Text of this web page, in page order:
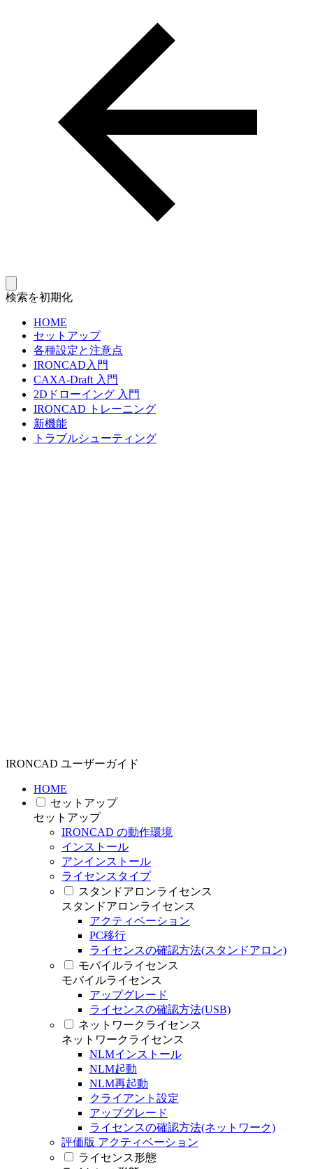
検索を初期化
HOME
セットアップ
各種設定と注意点
IRONCAD入門
CAXA-Draft 入門
2Dドローイング 入門
IRONCAD トレーニング
新機能
トラブルシューティング
IRONCAD ユーザーガイド
HOME
セットアップ
セットアップ
IRONCAD の動作環境
インストール
アンインストール
ライセンスタイプ
スタンドアロンライセンス
スタンドアロンライセンス
アクティベーション
PC移行
ライセンスの確認方法(スタンドアロン)
モバイルライセンス
モバイルライセンス
アップグレード
ライセンスの確認方法(USB)
ネットワークライセンス
ネットワークライセンス
NLMインストール
NLM起動
NLM再起動
クライアント設定
アップグレード
ライセンスの確認方法(ネットワーク)
評価版 アクティベーション
ライセンス形態